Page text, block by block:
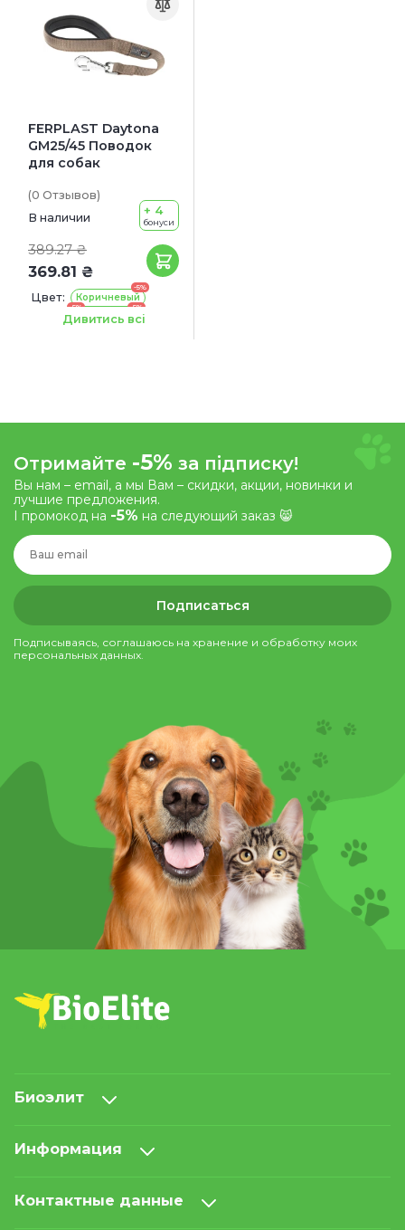
FERPLAST Daytona
GM25/45 Поводок
для собак
(0 Отзывов)
В наличии
389.27 ₴
369.81 ₴
+ 4
бонуси
Цвет:
-5%
Коричневый
-5%
Черный
-5%
Красный
-5%
Дивитись всі
Отримайте -5% за підписку!
Вы нам – email, а мы Вам – скидки, акции, новинки и
лучшие предложения.
І промокод на -5% на следующий заказ 😸
Подписаться
Подписываясь, соглашаюсь на хранение и обработку моих
персональных данных.
Биоэлит
Информация
Контактные данные